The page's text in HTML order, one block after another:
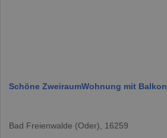
Schöne ZweiraumWohnung mit Balkon
Bad Freienwalde (Oder), 16259